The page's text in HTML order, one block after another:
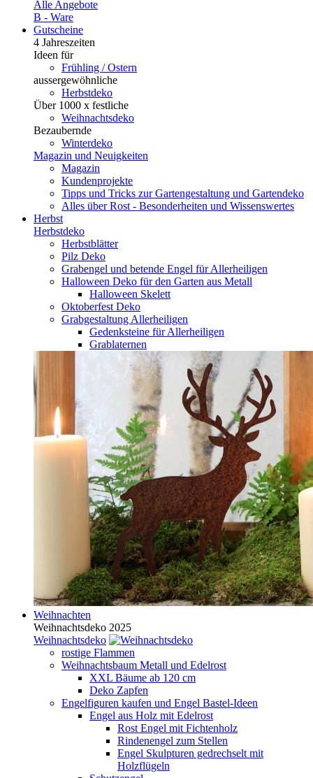
Alle Angebote
B - Ware
Gutscheine
4 Jahreszeiten
Ideen für
Frühling / Ostern
aussergewöhnliche
Herbstdeko
Über 1000 x festliche
Weihnachtsdeko
Bezaubernde
Winterdeko
Magazin und Neuigkeiten
Magazin
Kundenprojekte
Tipps und Tricks zur Gartengestaltung und Gartendeko
Alles über Rost - Besonderheiten und Wissenswertes
Herbst
Herbstdeko
Herbstblätter
Pilz Deko
Grabengel und betende Engel für Allerheiligen
Halloween Deko für den Garten aus Metall
Halloween Skelett
Oktoberfest Deko
Grabgestaltung Allerheiligen
Gedenksteine für Allerheiligen
Grablaternen
Weihnachten
Weihnachtsdeko 2025
Weihnachtsdeko
rostige Flammen
Weihnachtsbaum Metall und Edelrost
XXL Bäume ab 120 cm
Deko Zapfen
Engelfiguren kaufen und Engel Bastel-Ideen
Engel aus Holz mit Edelrost
Rost Engel mit Fichtenholz
Rindenengel zum Stellen
Engel Skulpturen gedrechselt mit
Holzflügeln